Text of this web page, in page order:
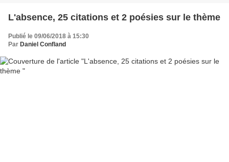
L'absence, 25 citations et 2 poésies sur le thème
Publié le 09/06/2018 à 15:30
Par Daniel Confland